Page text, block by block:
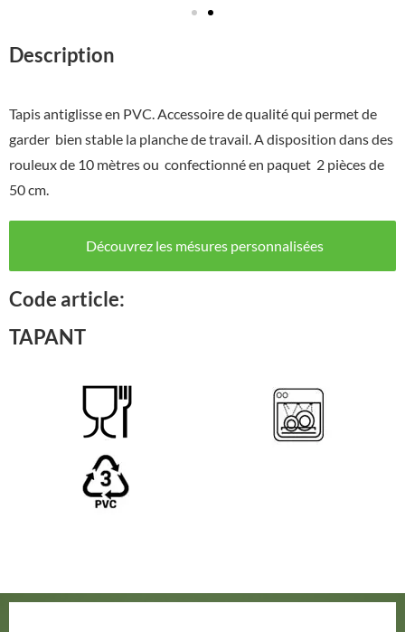
Description
Tapis antiglisse en PVC. Accessoire de qualité qui permet de
garder bien stable la planche de travail. A disposition dans des
rouleux de 10 mètres ou confectionné en paquet 2 pièces de
50 cm.
Découvrez les mésures personnalisées
Code article:
TAPANT